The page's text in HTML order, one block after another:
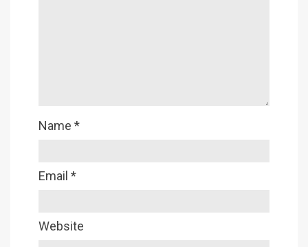
Name *
Email *
Website